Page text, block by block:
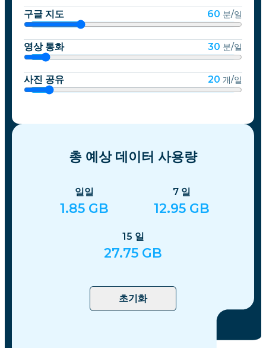
구글 지도 60 분/일
영상 통화 30 분/일
사진 공유 20 개/일
총 예상 데이터 사용량
일일
1.85 GB
7 일
12.95 GB
15 일
27.75 GB
초기화